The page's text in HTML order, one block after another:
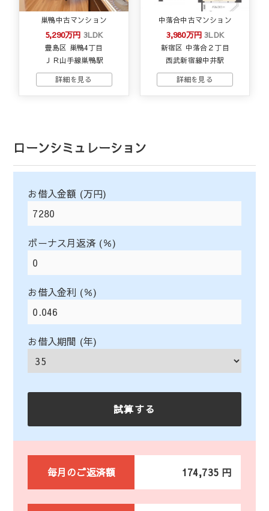
巣鴨中古マンション
5,290万円 3LDK
豊島区 巣鴨4丁目
ＪＲ山手線巣鴨駅
中落合中古マンション
3,980万円3LDK
新宿区 中落合２丁目
西武新宿線中井駅
ローンシミュレーション
お借入金額 (万円)
ボーナス月返済 (％)
お借入金利 (％)
お借入期間 (年)
毎月のご返済額 174,735 円